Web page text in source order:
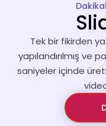
Tek bir fikirden
yapılandırılmış ve
saniyeler içinde